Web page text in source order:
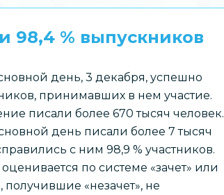
98,4 % выпускников
день, 3 декабря, успешно
принимавших в нем участие.
писали более 670 тысяч человек.
день писали более 7 тысяч
с ним 98,9 % участников.
по системе «зачет» или
«незачет», не